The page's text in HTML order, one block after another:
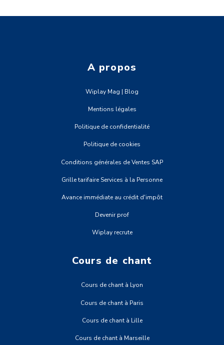
A propos
Wiplay Mag | Blog
Mentions légales
Politique de confidentialité
Politique de cookies
Conditions générales de Ventes SAP
Grille tarifaire Services à la Personne
Avance immédiate au crédit d'impôt
Devenir prof
Wiplay recrute
Cours de chant
Cours de chant à Lyon
Cours de chant à Paris
Cours de chant à Lille
Cours de chant à Marseille